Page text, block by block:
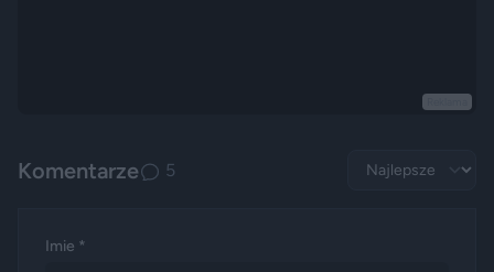
Komentarze 5
Imie *